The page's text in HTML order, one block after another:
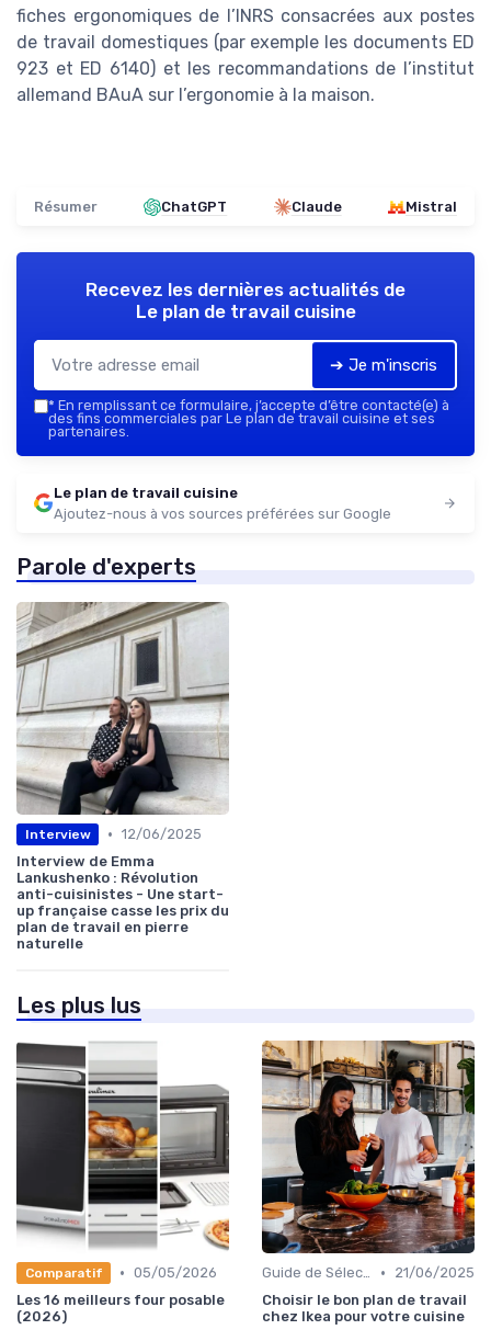
fiches ergonomiques de l’INRS consacrées aux postes
de travail domestiques (par exemple les documents ED
923 et ED 6140) et les recommandations de l’institut
allemand BAuA sur l’ergonomie à la maison.
Résumer ChatGPT Claude Mistral
Recevez les dernières actualités de
Le plan de travail cuisine
➔ Je m'inscris
* En remplissant ce formulaire, j’accepte d’être contacté(e) à
des fins commerciales par Le plan de travail cuisine et ses
partenaires.
Le plan de travail cuisine
Ajoutez-nous à vos sources préférées sur Google
Parole d'experts
Interview • 12/06/2025
Interview de Emma
Lankushenko : Révolution
anti-cuisinistes - Une start-
up française casse les prix du
plan de travail en pierre
naturelle
Les plus lus
Comparatif • 05/05/2026
Les 16 meilleurs four posable
(2026)
Guide de Sélection •
21/06/2025
Choisir le bon plan de travail
chez Ikea pour votre cuisine